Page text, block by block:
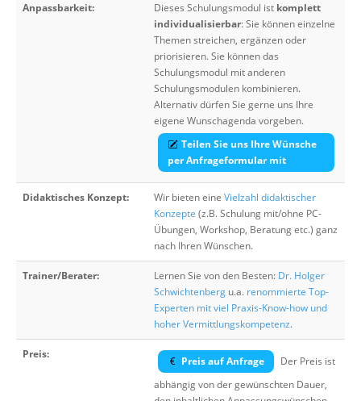
Anpassbarkeit: Dieses Schulungsmodul ist komplett
individualisierbar: Sie können einzelne
Themen streichen, ergänzen oder
priorisieren. Sie können das
Schulungsmodul mit anderen
Schulungsmodulen kombinieren.
Alternativ dürfen Sie gerne uns Ihre
eigene Wunschagenda vorgeben.
Teilen Sie uns Ihre Wünsche
per Anfrageformular mit
Didaktisches Konzept: Wir bieten eine Vielzahl didaktischer
Konzepte (z.B. Schulung mit/ohne PC-
Übungen, Workshop, Beratung etc.) ganz
nach Ihren Wünschen.
Trainer/Berater: Lernen Sie von den Besten: Dr. Holger
Schwichtenberg u.a. renommierte Top-
Experten mit viel Praxis-Know-how und
hoher Vermittlungskompetenz.
Preis:
Preis auf Anfrage
Der Preis ist
abhängig von der gewünschten Dauer,